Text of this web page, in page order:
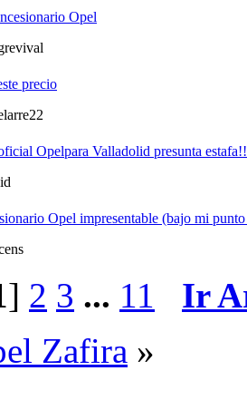
Opel
precio
Opelpara Valladolid presunta
Opel impresentable (bajo mi
] 2 3 ... 11
Ir
Zafira »